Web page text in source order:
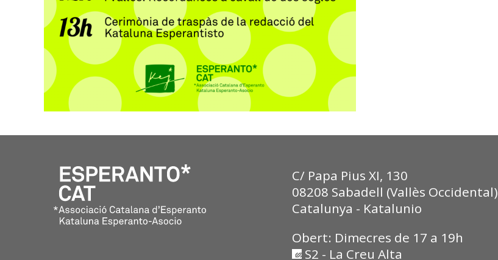
C/ Papa Pius XI, 130
08208 Sabadell (Vallès Occidental)
Catalunya - Katalunio
Obert: Dimecres de 17 a 19h
S2 - La Creu Alta